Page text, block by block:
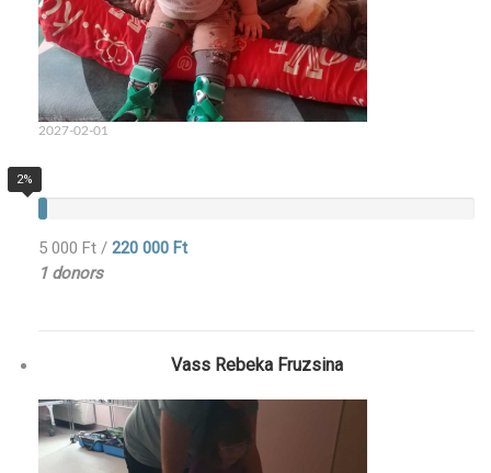
2027-02-01
2%
5 000 Ft / 220 000 Ft
1 donors
Vass Rebeka Fruzsina